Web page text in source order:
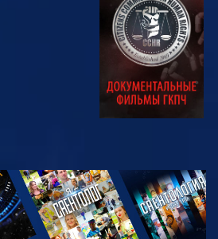
СМОТРЕТЬ
СМОТРЕТЬ
ПЕРЕДАЧИ